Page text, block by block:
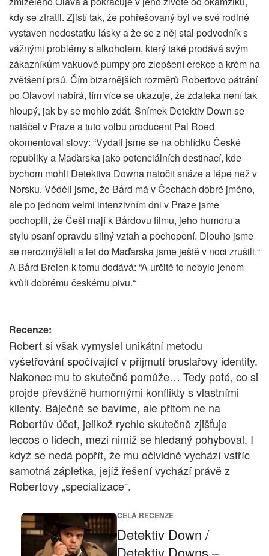
kdy se ztratil. Zjistí tak, že pohřešovaný byl ve své rodině
vystaven nedostatku lásky a že se z něj stal podvodník s
vážnými problémy s alkoholem, který také prodává svým
zákazníkům vakuové pumpy pro zlepšení erekce a krém na
zvětšení prsů. Čím bizarnějších rozměrů Robertovo pátrání
po Olavovi nabírá, tím více se ukazuje, že zdaleka není tak
hloupý, jak by se mohlo zdát. Snímek Detektiv Down se
natáčel v Praze a tuto volbu producent Pal Roed
okomentoval slovy: “Vydali jsme se na obhlídku České
republiky a Maďarska jako potenciálních destinací, kde
bychom mohli Detektiva Downa natočit snáze a lépe než v
Norsku. Věděli jsme, že Bård má v Čechách dobré jméno,
ale po jednom velmi intenzivním dni v Praze jsme
pochopili, že Češi mají k Bårdovu filmu, jeho humoru a
stylu psaní opravdu silný vztah a pochopení. Dlouho jsme
se nerozmýšleli a let do Maďarska jsme ještě v noci zrušili.“
A Bård Breien k tomu dodává: “A určitě to nebylo jenom
kvůli dobrému českému pivu.“
Recenze:
Robert si však vymyslel unikátní metodu
vyšetřování spočívající v přijmutí bruslařovy identity.
Nakonec mu to skutečně pomůže… Tedy poté, co si
projde převážně humornými konflikty s vlastními
klienty. Báječně se bavíme, ale přitom ne na
Robertův účet, jelikož rychle skutečně zjišťuje
leccos o lidech, mezi nimiž se hledaný pohyboval. I
když se nedá popřít, že mu očividně vychází vstříc
samotná zápletka, jejíž řešení vychází právě z
Robertovy „specializace“.
CELÁ RECENZE
Detektiv Down /
Detektiv Downs –